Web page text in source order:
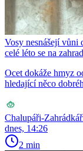
Vosy nesnášejí vůni
celé léto se na
Ocet dokáže hmyz
hledající něco
Chalupáři-
dnes, 14:26
2 min